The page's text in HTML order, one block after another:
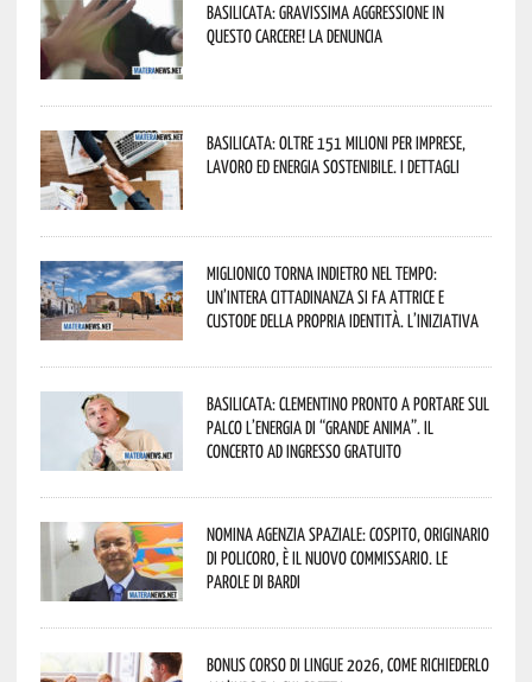
Basilicata: gravissima aggressione in
questo Carcere! La denuncia
Basilicata: oltre 151 milioni per imprese,
lavoro ed energia sostenibile. I dettagli
Miglionico torna indietro nel tempo:
un’intera cittadinanza si fa attrice e
custode della propria identità. L’iniziativa
Basilicata: Clementino pronto a portare sul
palco l’energia di “Grande Anima”. Il
concerto ad ingresso gratuito
Nomina Agenzia Spaziale: Cospito, originario
di Policoro, è il nuovo commissario. Le
parole di Bardi
Bonus corso di lingue 2026, come richiederlo